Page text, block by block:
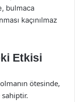
bulmaca
kaçınılmaz
Etkisi
ötesinde,